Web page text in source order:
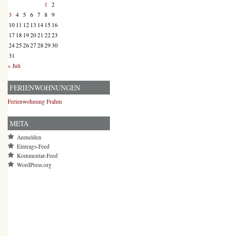
1 2
3 4 5 6 7 8 9
10 11 12 13 14 15 16
17 18 192021 2223
2425 2627 28 2930
31
« Juli
FERIENWOHNUNGEN
Ferienwohnung Frahm
META
Anmelden
Eintrags-Feed
Kommentar-Feed
WordPress.org